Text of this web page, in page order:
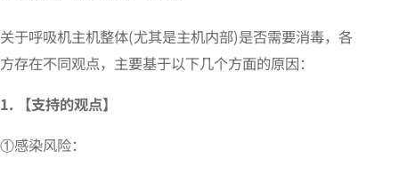
关于呼吸机主机整体(尤其是主机内部)是否需要消毒，各
方存在不同观点，主要基于以下几个方面的原因：
1. 【支持的观点】
①感染风险：